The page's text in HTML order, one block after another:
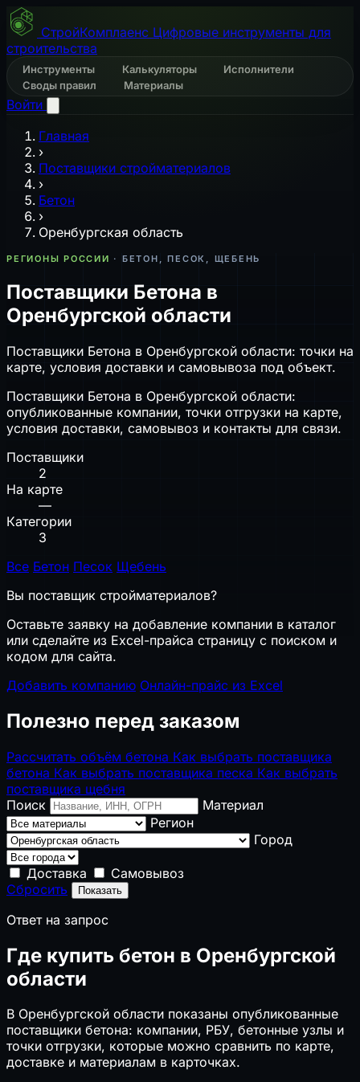
СтройКомплаенс Цифровые инструменты для
строительства
Инструменты Калькуляторы
Исполнители
Своды правил
Материалы
Войти
Главная
›
Поставщики стройматериалов
›
Бетон
›
Оренбургская область
РЕГИОНЫ РОССИИ · БЕТОН, ПЕСОК, ЩЕБЕНЬ
Поставщики Бетона в
Оренбургской области
Поставщики Бетона в Оренбургской области: точки на
карте, условия доставки и самовывоза под объект.
Поставщики Бетона в Оренбургской области:
опубликованные компании, точки отгрузки на карте,
условия доставки, самовывоз и контакты для связи.
Поставщики
2
На карте
—
Категории
3
Все Бетон Песок Щебень
Вы поставщик стройматериалов?
Оставьте заявку на добавление компании в каталог
или сделайте из Excel-прайса страницу с поиском и
кодом для сайта.
Добавить компанию Онлайн-прайс из Excel
Полезно перед заказом
Рассчитать объём бетона Как выбрать поставщика
бетона Как выбрать поставщика песка Как выбрать
поставщика щебня
Поиск
Материал
Регион
Город
Доставка
Самовывоз
Сбросить
Показать
Ответ на запрос
Где купить бетон в Оренбургской
области
В Оренбургской области показаны опубликованные
поставщики бетона: компании, РБУ, бетонные узлы и
точки отгрузки, которые можно сравнить по карте,
доставке и материалам в карточках.